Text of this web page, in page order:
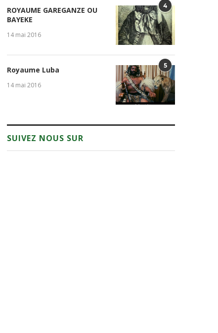
GENOCOST : la diaspora
congolaise refuse l’oubli et...
Table de Yaya : Entre
responsabilités précoces
31 juillet 2026
4
ROYAUME GAREGANZE OU
BAYEKE
14 mai 2016
5
Royaume Luba
14 mai 2016
SUIVEZ NOUS SUR